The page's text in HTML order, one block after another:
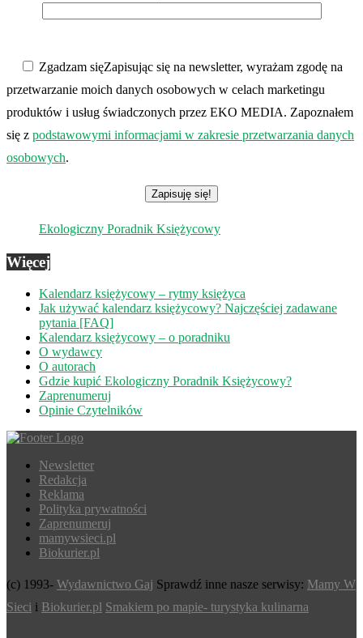
Zgadzam sięZapisując się na newsletter, wyrażam zgodę na
przetwarzanie moich danych osobowych w celach marketingu
produktów i usług świadczonych przez EKO MEDIA. Zapoznałem
się z podstawowymi informacjami w zakresie przetwarzania danych
osobowych.
Ekologiczny Poradnik Księżycowy
Więcej
Kalendarz księżycowy – rytmy księżyca
Jak używać kalendarz księżycowy? Najczęściej zadawane
pytania [FAQ]
Kalendarz księżycowy – o poradniku
O wydawcy
O autorach
Gdzie kupić Ekologiczny Poradnik Księżycowy?
Zaprenumeruj
Opinie Czytelników
Newsletter
Redakcja
Reklama
Polityka prywatności
Zaprenumeruj
mamywsieci.pl
Biokurier.pl
(c) 1993- Wydawnictwo Gaj Sprawdź inne nasze serwisy: Mamy W
Sieci i Biokurier.pl Smakiem po mapie- turystyka kulinarna